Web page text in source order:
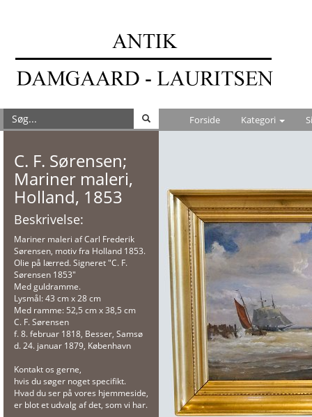
Forside Kategori
C. F. Sørensen;
Mariner maleri,
Holland, 1853
Beskrivelse:
Mariner maleri af Carl Frederik
Sørensen, motiv fra Holland 1853.
Olie på lærred. Signeret "C. F.
Sørensen 1853"
Med guldramme.
Lysmål: 43 cm x 28 cm
Med ramme: 52,5 cm x 38,5 cm
C. F. Sørensen
f. 8. februar 1818, Besser, Samsø
d. 24. januar 1879, København
Kontakt os gerne,
hvis du søger noget specifikt.
Hvad du ser på vores hjemmeside,
er blot et udvalg af det, som vi har.